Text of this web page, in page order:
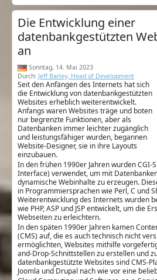
Die Entwicklung einer
datenbankgestützten
an
Sonntag, 14. Mai 2023
Durch: Jeff Barley, Head of Development
Seit den Anfängen des Internets hat sich
die Entwicklung von datenbankgestützten
Websites erheblich weiterentwickelt.
Anfangs waren Websites träge und boten
nur begrenzte Funktionen, aber als
Datenbanken immer leichter zugänglich
und leistungsfähiger wurden, begannen
Website-Designer, sie in ihre Layouts
einzubauen.
In den frühen 1990er Jahren wurden CGI-
Interface) verwendet, um mit
dynamische Webinhalte zu erzeugen.
in Programmiersprachen wie Perl, C und
Weiterentwicklung des Internets wurden
wie PHP, ASP und JSP entwickelt, um die
Webseiten zu erleichtern.
In den späten 1990er Jahren kamen
(CMS) auf, die es auch technisch nicht
ermöglichten, Websites mithilfe
and-Drop-Schnittstellen zu erstellen und
datenbankgestützte Websites sind CMS-
Joomla und Drupal nach wie vor eine